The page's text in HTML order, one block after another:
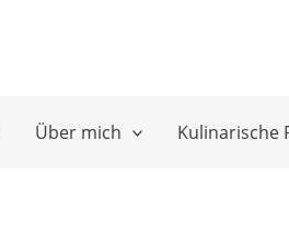
Über mich Kulinarische